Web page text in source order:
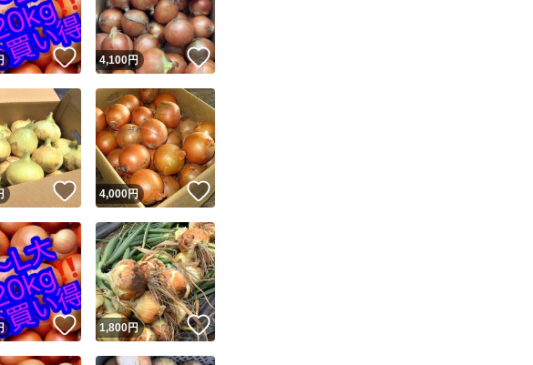
ユーザーの実績について
マが定めた一定の基準を満たしたユーザーにバッジを付与しています
品者
出品者 Yahoo!フリマの基準をクリアした安心・安全なユーザーです
績◯+ このユーザーはYahoo!フリマの取引を完了させた実績があります
実績◯+ このユーザーは他フリマサービスでの取引実績があります
心発送
この商品の情報をコピーします
画像の 無断転載は禁止されています
ーは1商品につき1回です
出品ページへ
いいね！
4,100円 いいね！
いいね！
4,000円 いいね！
いいね！
1,800円 いいね！